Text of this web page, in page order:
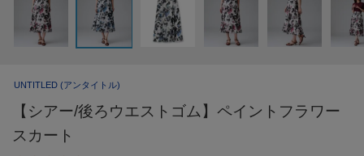
UNTITLED (アンタイトル)
【シアー/後ろウエストゴム】ペイントフラワー
スカート